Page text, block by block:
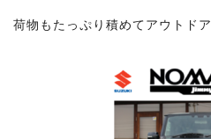
荷物もたっぷり積めてアウトド